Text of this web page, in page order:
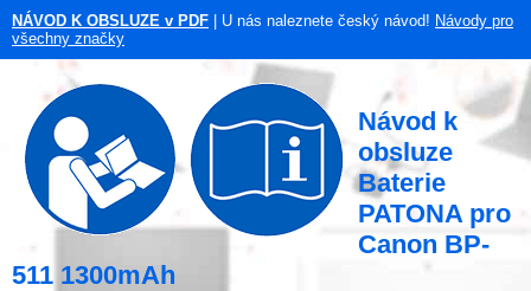
NÁVOD K OBSLUZE v PDF | U nás naleznete český návod! Návody pro
všechny značky
Návod k
obsluze
Baterie
PATONA pro
Canon BP-
511 1300mAh